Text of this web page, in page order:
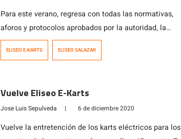
Para este verano, regresa con todas las normativas,
aforos y protocolos aprobados por la autoridad, la
entretención de los karts eléctricos para los pequeños
distracción bajo todas las […]
ELISEO E-KARTS ELISEO SALAZAR
Vuelve Eliseo E-Karts
Jose Luis Sepulveda | 6 de diciembre 2020
Vuelve la entretención de los karts eléctricos para los